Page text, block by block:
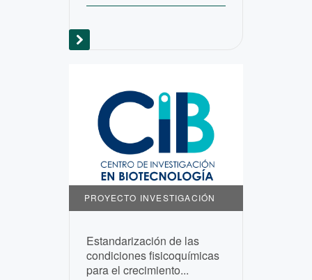
PROYECTO INVESTIGACIÓN
Estandarización de las
condiciones fisicoquímicas
para el crecimiento...